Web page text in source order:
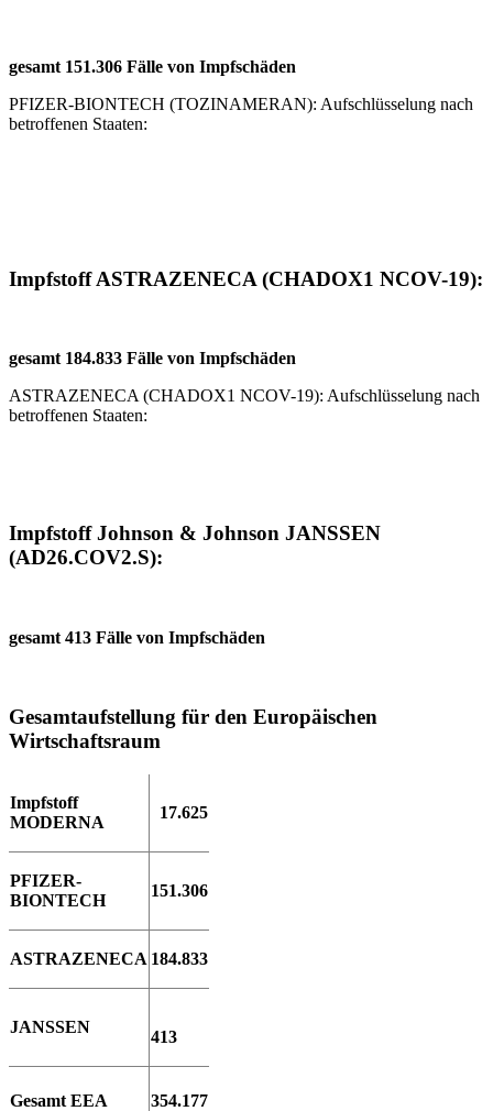
gesamt 151.306 Fälle von Impfschäden
PFIZER-BIONTECH (TOZINAMERAN): Aufschlüsselung nach
betroffenen Staaten:
Impfstoff ASTRAZENECA (CHADOX1 NCOV-19):
gesamt 184.833 Fälle von Impfschäden
ASTRAZENECA (CHADOX1 NCOV-19): Aufschlüsselung nach
betroffenen Staaten:
Impfstoff Johnson & Johnson JANSSEN
(AD26.COV2.S):
gesamt 413 Fälle von Impfschäden
Gesamtaufstellung für den Europäischen
Wirtschaftsraum
Impfstoff
MODERNA
17.625
PFIZER-
BIONTECH
151.306
ASTRAZENECA 184.833
JANSSEN
413
Gesamt EEA 354.177